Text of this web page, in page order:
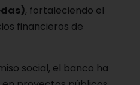
, fortaleciendo el
financieros de
social, el banco ha